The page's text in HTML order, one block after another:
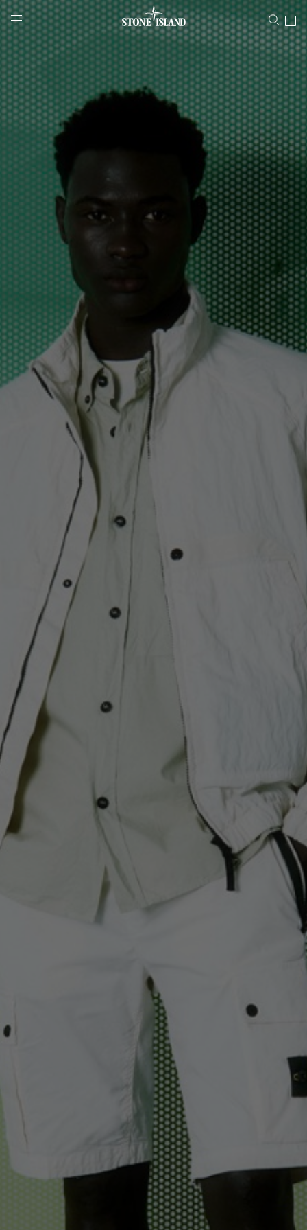
Stone Islandオンラインストア
NAVIGATION.ARIA.GOTOMAINCONTENT
LABEL.SHOPPINGCOUNTRY 日本